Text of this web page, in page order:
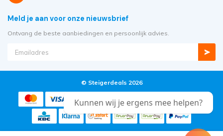
Meld je aan voor onze nieuwsbrief
Ontvang de beste aanbiedingen en persoonlijk advies.
© Steigerdeals 2026
Kunnen wij je ergens mee helpen?